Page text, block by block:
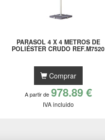
PARASOL 4 X 4 METROS DE
POLIÉSTER CRUDO REF.M7520
Comprar
A partir de 978.89 €
IVA incluido